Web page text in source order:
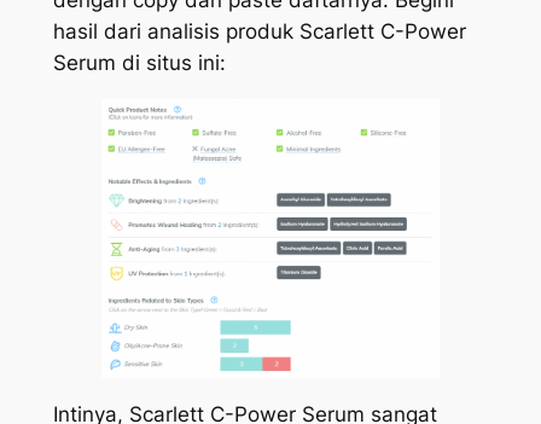
hasil dari analisis produk Scarlett C-Power
Serum di situs ini:
Intinya, Scarlett C-Power Serum sangat